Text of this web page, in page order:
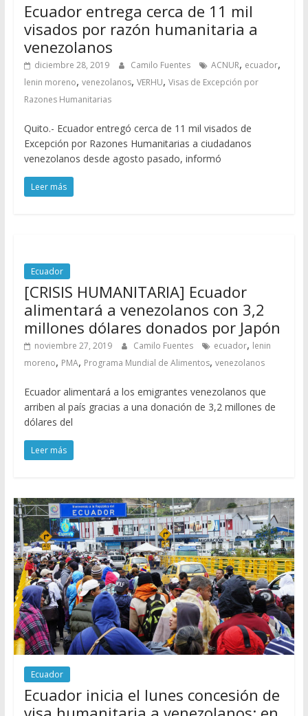
Ecuador entrega cerca de 11 mil
visados por razón humanitaria a
venezolanos
diciembre 28, 2019 Camilo Fuentes ACNUR, ecuador,
lenin moreno, venezolanos, VERHU, Visas de Excepción por
Razones Humanitarias
Quito.- Ecuador entregó cerca de 11 mil visados de
Excepción por Razones Humanitarias a ciudadanos
venezolanos desde agosto pasado, informó
Leer más
Ecuador
[CRISIS HUMANITARIA] Ecuador
alimentará a venezolanos con 3,2
millones dólares donados por Japón
noviembre 27, 2019 Camilo Fuentes ecuador, lenin
moreno, PMA, Programa Mundial de Alimentos, venezolanos
Ecuador alimentará a los emigrantes venezolanos que
arriben al país gracias a una donación de 3,2 millones de
dólares del
Leer más
Ecuador
Ecuador inicia el lunes concesión de